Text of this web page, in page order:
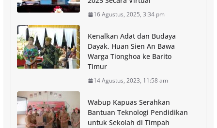
16 Agustus, 2025, 3:34 pm
Kenalkan Adat dan Budaya
Dayak, Huan Sien An Bawa
Warga Tionghoa ke Barito
Timur
14 Agustus, 2023, 11:58 am
Wabup Kapuas Serahkan
Bantuan Teknologi Pendidikan
untuk Sekolah di Timpah